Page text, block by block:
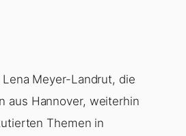
Lena Meyer-Landrut, die
aus Hannover, weiterhin
Themen in